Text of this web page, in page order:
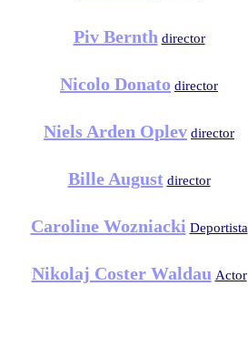
Piv Bernth director
Nicolo Donato director
Niels Arden Oplev director
Bille August director
Caroline Wozniacki Deportista
Nikolaj Coster Waldau Actor